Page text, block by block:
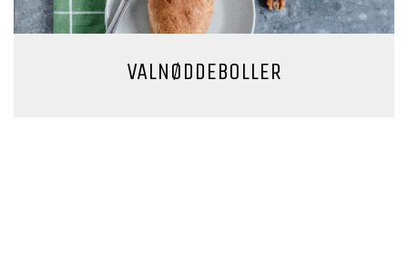
VALNØDDEBOLLER